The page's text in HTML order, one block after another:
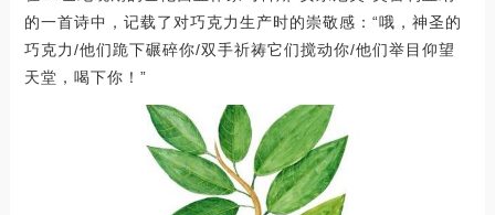
的一首诗中，记载了对巧克力生产时的崇敬感：“哦，神圣的
巧克力/他们跪下碾碎你/双手祈祷它们搅动你/他们举目仰望
天堂，喝下你！”